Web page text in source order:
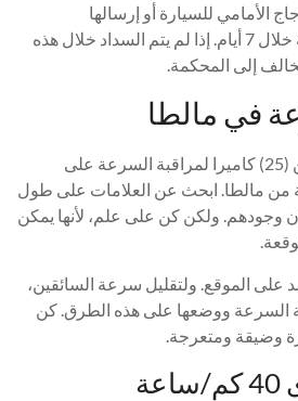
الأمامي للسيارة أو إرسالها
بالبريد. ويجب دفع الغرامة خلال 7 أيام. إذا لم يتم السداد خلال هذه
إلى المحكمة.
في مالطا
تم تركيب خمسة وعشرين (25) كاميرا لمراقبة السرعة على
مالطا. ابحث عن العلامات على طول
وجودهم. ولكن كن على علم، لأنها يمكن
على الموقع. ولتقليل سرعة السائقين،
السرعة ووضعها على هذه الطرق. كن
وضيقة ومتعرجة.